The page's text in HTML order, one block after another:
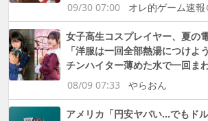
09/30 07:00
オレ的ゲーム速報
女子高生コスプレイヤー、夏の
「洋服は一回全部熱湯につけよ
チンハイター薄めた水で一回ま
08/09 07:33
やらおん
アメリカ「円安ヤバい…でもド